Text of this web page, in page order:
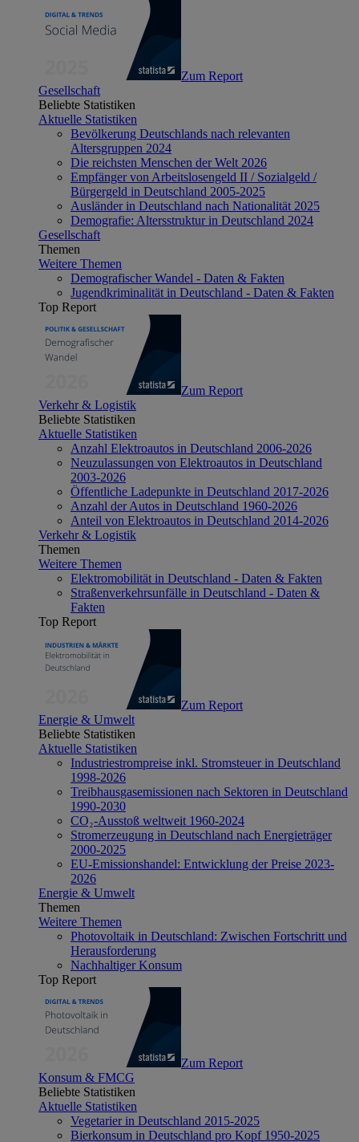
Zum Report
Gesellschaft
Beliebte Statistiken
Aktuelle Statistiken
Bevölkerung Deutschlands nach relevanten
Altersgruppen 2024
Die reichsten Menschen der Welt 2026
Empfänger von Arbeitslosengeld II / Sozialgeld /
Bürgergeld in Deutschland 2005-2025
Ausländer in Deutschland nach Nationalität 2025
Demografie: Altersstruktur in Deutschland 2024
Gesellschaft
Themen
Weitere Themen
Demografischer Wandel - Daten & Fakten
Jugendkriminalität in Deutschland - Daten & Fakten
Top Report
Zum Report
Verkehr & Logistik
Beliebte Statistiken
Aktuelle Statistiken
Anzahl Elektroautos in Deutschland 2006-2026
Neuzulassungen von Elektroautos in Deutschland
2003-2026
Öffentliche Ladepunkte in Deutschland 2017-2026
Anzahl der Autos in Deutschland 1960-2026
Anteil von Elektroautos in Deutschland 2014-2026
Verkehr & Logistik
Themen
Weitere Themen
Elektromobilität in Deutschland - Daten & Fakten
Straßenverkehrsunfälle in Deutschland - Daten &
Fakten
Top Report
Zum Report
Energie & Umwelt
Beliebte Statistiken
Aktuelle Statistiken
Industriestrompreise inkl. Stromsteuer in Deutschland
1998-2026
Treibhausgasemissionen nach Sektoren in Deutschland
1990-2030
CO₂-Ausstoß weltweit 1960-2024
Stromerzeugung in Deutschland nach Energieträger
2000-2025
EU-Emissionshandel: Entwicklung der Preise 2023-
2026
Energie & Umwelt
Themen
Weitere Themen
Photovoltaik in Deutschland: Zwischen Fortschritt und
Herausforderung
Nachhaltiger Konsum
Top Report
Zum Report
Konsum & FMCG
Beliebte Statistiken
Aktuelle Statistiken
Vegetarier in Deutschland 2015-2025
Bierkonsum in Deutschland pro Kopf 1950-2025